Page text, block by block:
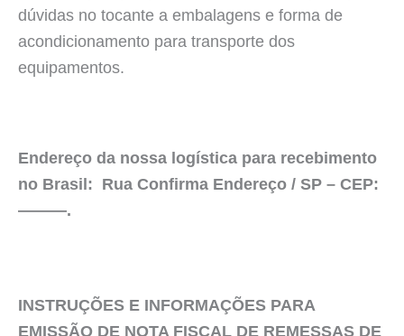
dúvidas no tocante a embalagens e forma de
acondicionamento para transporte dos
equipamentos.
Endereço da nossa logística para recebimento
no Brasil: Rua Confirma Endereço / SP – CEP:
———.
INSTRUÇÕES E INFORMAÇÕES PARA
EMISSÃO DE NOTA FISCAL DE REMESSAS DE